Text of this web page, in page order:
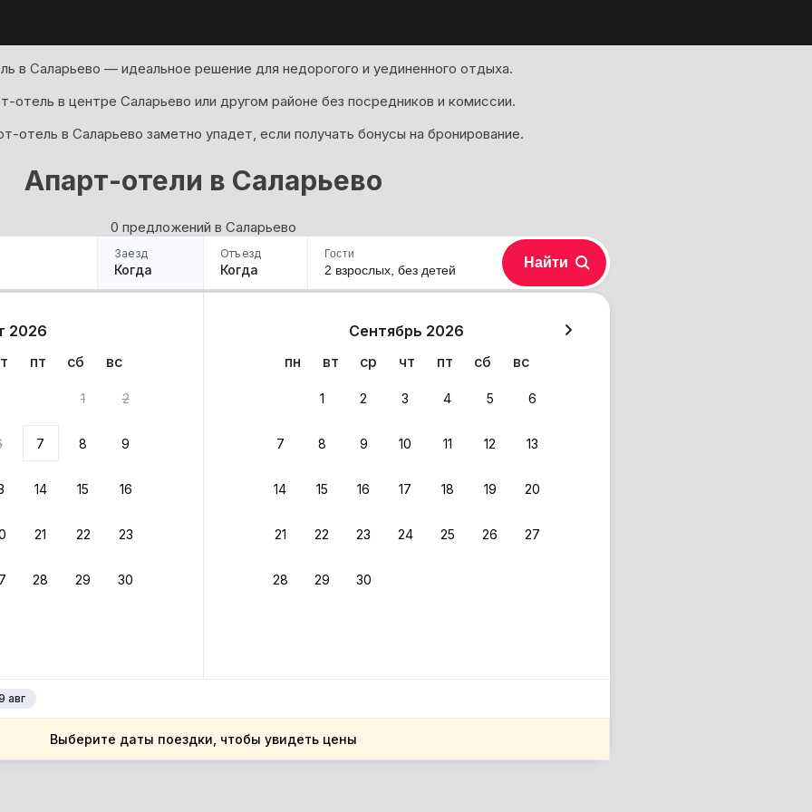
в Саларьево — идеальное решение для недорогого и уединенного отдыха.
отель в центре Саларьево или другом районе без посредников и комиссии.
отель в Саларьево заметно упадет, если получать бонусы на бронирование.
Апарт-отели в Саларьево
0 предложений в Саларьево
Заезд
Когда
Отъезд
Когда
2026
пт сб вс
1 2
7 8 9
14 15 16
21 22 23
28 29 30
Сентябрь 2026
пн
вт ср чт пт сб вс
1 2 3 4 5 6
7 8 9 10 11 12 13
14 15 16 17 18 19 20
21 22 23 24 25 26 27
28 29 30
авг
Выберите даты поездки, чтобы увидеть цены
Гости
2 взрослых, без детей Найти
вариант из результатов поиска не соответствует заданным фильтрам.
область